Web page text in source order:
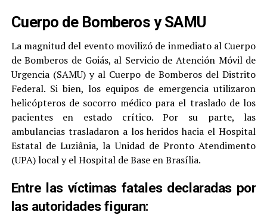
Cuerpo de Bomberos y SAMU
La magnitud del evento movilizó de inmediato al Cuerpo
de Bomberos de Goiás, al Servicio de Atención Móvil de
Urgencia (SAMU) y al Cuerpo de Bomberos del Distrito
Federal. Si bien, los equipos de emergencia utilizaron
helicópteros de socorro médico para el traslado de los
pacientes en estado crítico. Por su parte, las
ambulancias trasladaron a los heridos hacia el Hospital
Estatal de Luziânia, la Unidad de Pronto Atendimento
(UPA) local y el Hospital de Base en Brasília.
Entre las víctimas fatales declaradas por
las autoridades figuran: